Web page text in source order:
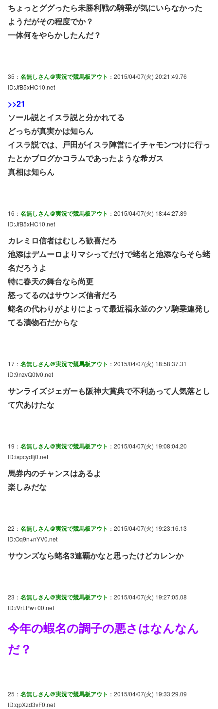
ちょっとググったら未勝利戦の騎乗が気にいらなかった
ようだがその程度でか？
一体何をやらかしたんだ？
35： 名無しさん＠実況で競馬板アウト ：2015/04/07(火) 20:21:49.76
ID:JfB5xHC10.net
>>21
ソール説とイスラ説と分かれてる
どっちが真実かは知らん
イスラ説では、戸田がイスラ陣営にイチャモンつけに行っ
たとかブログかコラムであったような希ガス
真相は知らん
16： 名無しさん＠実況で競馬板アウト ：2015/04/07(火) 18:44:27.89
ID:JfB5xHC10.net
カレミロ信者はむしろ歓喜だろ
池添はデムーロよりマシってだけで蛯名と池添ならそら蛯
名だろうよ
特に春天の舞台なら尚更
怒ってるのはサウンズ信者だろ
蛯名の代わりがよりによって最近福永並のクソ騎乗連発し
てる漬物石だからな
17： 名無しさん＠実況で競馬板アウト ：2015/04/07(火) 18:58:37.31
ID:9nzvQ0tv0.net
サンライズジェガーも阪神大賞典で不利あって人気落とし
て穴あけたな
19： 名無しさん＠実況で競馬板アウト ：2015/04/07(火) 19:08:04.20
ID:ispcydIj0.net
馬券内のチャンスはあるよ
楽しみだな
22： 名無しさん＠実況で競馬板アウト ：2015/04/07(火) 19:23:16.13
ID:Oq9n+nYV0.net
サウンズなら蛯名3連覇かなと思ったけどカレンか
23： 名無しさん＠実況で競馬板アウト ：2015/04/07(火) 19:27:05.08
ID:/VrLPw+00.net
今年の蝦名の調子の悪さはなんなん
だ？
25： 名無しさん＠実況で競馬板アウト ：2015/04/07(火) 19:33:29.09
ID:qpXzd3vF0.net